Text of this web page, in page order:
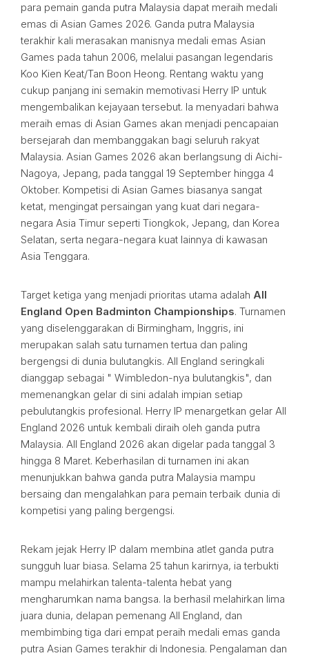
para pemain ganda putra Malaysia dapat meraih medali
emas di Asian Games 2026. Ganda putra Malaysia
terakhir kali merasakan manisnya medali emas Asian
Games pada tahun 2006, melalui pasangan legendaris
Koo Kien Keat/Tan Boon Heong. Rentang waktu yang
cukup panjang ini semakin memotivasi Herry IP untuk
mengembalikan kejayaan tersebut. Ia menyadari bahwa
meraih emas di Asian Games akan menjadi pencapaian
bersejarah dan membanggakan bagi seluruh rakyat
Malaysia. Asian Games 2026 akan berlangsung di Aichi-
Nagoya, Jepang, pada tanggal 19 September hingga 4
Oktober. Kompetisi di Asian Games biasanya sangat
ketat, mengingat persaingan yang kuat dari negara-
negara Asia Timur seperti Tiongkok, Jepang, dan Korea
Selatan, serta negara-negara kuat lainnya di kawasan
Asia Tenggara.
Target ketiga yang menjadi prioritas utama adalah All
England Open Badminton Championships. Turnamen
yang diselenggarakan di Birmingham, Inggris, ini
merupakan salah satu turnamen tertua dan paling
bergengsi di dunia bulutangkis. All England seringkali
dianggap sebagai " Wimbledon-nya bulutangkis", dan
memenangkan gelar di sini adalah impian setiap
pebulutangkis profesional. Herry IP menargetkan gelar All
England 2026 untuk kembali diraih oleh ganda putra
Malaysia. All England 2026 akan digelar pada tanggal 3
hingga 8 Maret. Keberhasilan di turnamen ini akan
menunjukkan bahwa ganda putra Malaysia mampu
bersaing dan mengalahkan para pemain terbaik dunia di
kompetisi yang paling bergengsi.
Rekam jejak Herry IP dalam membina atlet ganda putra
sungguh luar biasa. Selama 25 tahun karirnya, ia terbukti
mampu melahirkan talenta-talenta hebat yang
mengharumkan nama bangsa. Ia berhasil melahirkan lima
juara dunia, delapan pemenang All England, dan
membimbing tiga dari empat peraih medali emas ganda
putra Asian Games terakhir di Indonesia. Pengalaman dan